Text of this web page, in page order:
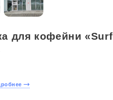
для кофейни «Surf